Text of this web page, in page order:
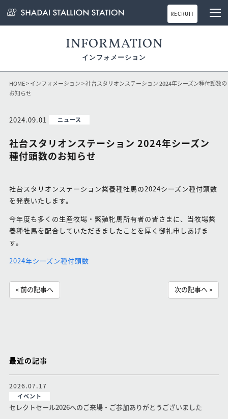
RECRUIT
INFORMATION
インフォメーション
HOME>インフォメーション> 社台スタリオンステーション 2024年シーズン種付頭数の
お知らせ
2024.09.01 ニュース
社台スタリオンステーション 2024年シーズン
種付頭数のお知らせ
社台スタリオンステーション繋養種牡馬の2024シーズン種付頭数
を発表いたします。
今年度も多くの生産牧場・繁殖牝馬所有者の皆さまに、当牧場繋
養種牡馬を配合していただきましたことを厚く御礼申しあげま
す。
2024年シーズン種付頭数
« 前の記事へ 次の記事へ »
最近の記事
2026.07.17
イベント
セレクトセール2026へのご来場・ご参加ありがとうございました